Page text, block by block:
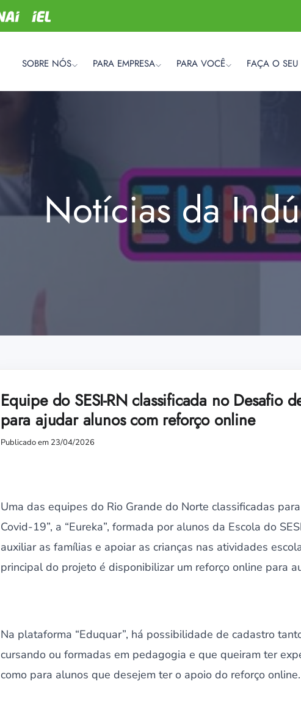
SOBRE NÓS PARA EMPRESA PARA VOCÊ FAÇA O
Notícias da
Equipe do SESI-RN classificada no Desafio
para ajudar alunos com reforço online
Publicado em 23/04/2026
Uma das equipes do Rio Grande do Norte classificadas
Covid-19”, a “Eureka”, formada por alunos da Escola do
auxiliar as famílias e apoiar as crianças nas atividades
principal do projeto é disponibilizar um reforço online para
Na plataforma “Eduquar”, há possibilidade de cadastro
cursando ou formadas em pedagogia e que queiram ter
como para alunos que desejem ter o apoio do reforço online.